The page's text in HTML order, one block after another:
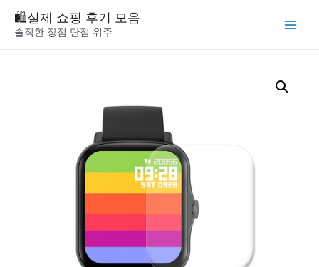
🛍️실제 쇼핑 후기 모음
솔직한 장점 단점 위주